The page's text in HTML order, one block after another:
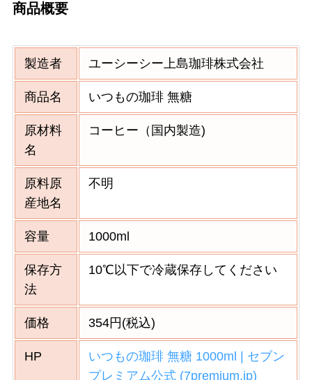
商品概要
製造者 ユーシーシー上島珈琲株式会社
商品名 いつもの珈琲 無糖
原材料
名
コーヒー（国内製造)
原料原
産地名
不明
容量 1000ml
保存方
法
10℃以下で冷蔵保存してください
価格 354円(税込)
HP
いつもの珈琲 無糖 1000ml | セブン
プレミアム公式 (7premium.jp)